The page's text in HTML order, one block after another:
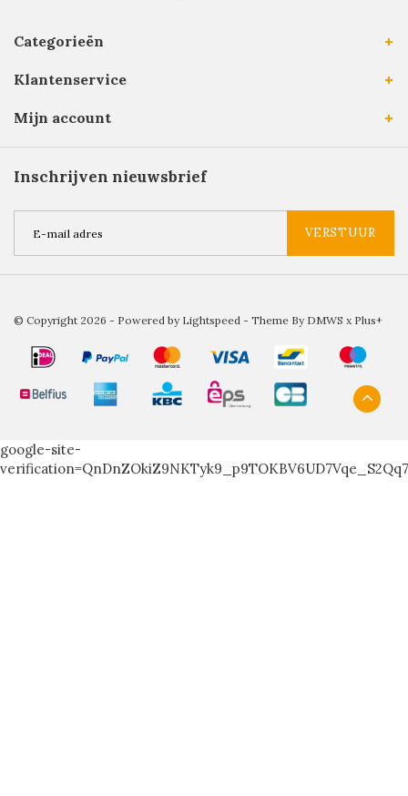
Categorieën
Klantenservice
Mijn account
Inschrijven nieuwsbrief
VERSTUUR
© Copyright 2026 - Powered by Lightspeed - Theme By DMWS x Plus+
google-site-